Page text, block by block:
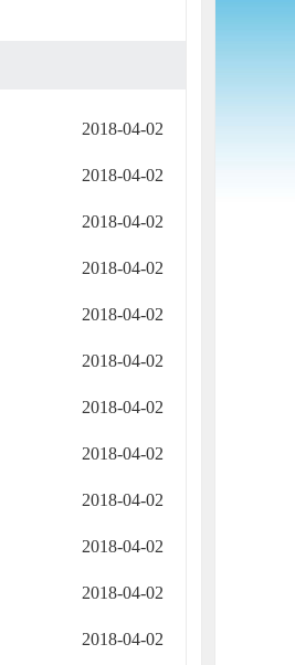
2018-04-02
2018-04-02
2018-04-02
2018-04-02
2018-04-02
2018-04-02
2018-04-02
2018-04-02
2018-04-02
2018-04-02
2018-04-02
2018-04-02